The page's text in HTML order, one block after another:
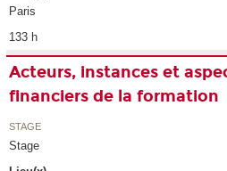
Paris
133 h
Acteurs, instances et
financiers de la formation
STAGE
Stage